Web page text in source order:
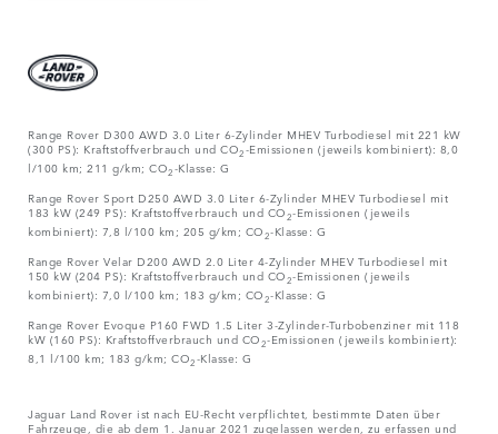
Range Rover D300 AWD 3.0 Liter 6-Zylinder MHEV Turbodiesel mit 221 kW
(300 PS): Kraftstoffverbrauch und CO2-Emissionen (jeweils kombiniert): 8,0
l/100 km; 211 g/km; CO2-Klasse: G
Range Rover Sport D250 AWD 3.0 Liter 6-Zylinder MHEV Turbodiesel mit
183 kW (249 PS): Kraftstoffverbrauch und CO2-Emissionen (jeweils
kombiniert): 7,8 l/100 km; 205 g/km; CO2-Klasse: G
Range Rover Velar D200 AWD 2.0 Liter 4-Zylinder MHEV Turbodiesel mit
150 kW (204 PS): Kraftstoffverbrauch und CO2-Emissionen (jeweils
kombiniert): 7,0 l/100 km; 183 g/km; CO2-Klasse: G
Range Rover Evoque P160 FWD 1.5 Liter 3-Zylinder-Turbobenziner mit 118
kW (160 PS): Kraftstoffverbrauch und CO2-Emissionen (jeweils kombiniert):
8,1 l/100 km; 183 g/km; CO2-Klasse: G
Jaguar Land Rover ist nach EU-Recht verpflichtet, bestimmte Daten über
Fahrzeuge, die ab dem 1. Januar 2021 zugelassen werden, zu erfassen und